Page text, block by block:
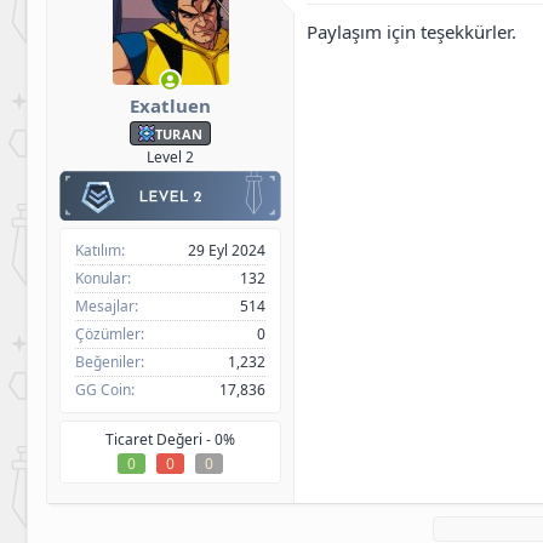
Exatluen
TURAN
Level 2
Katılım
29 Eyl 2024
Konular
132
Mesajlar
514
Çözümler
0
Beğeniler
1,232
GG Coin
17,836
Ticaret Değeri -0%
0
0 0
Paylaşım için teşekkürler.